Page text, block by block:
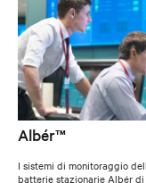
Albér™
I sistemi di monitoraggio
batterie stazionarie Albér